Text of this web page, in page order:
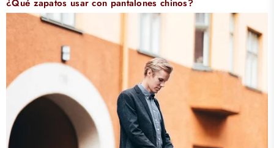
¿Qué zapatos usar con pantalones chinos?